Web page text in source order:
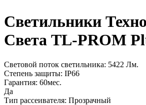
Светильники
Света TL-PROM
Световой поток светильника: 5422 Лм.
Степень защиты: IP66
Гарантия: 60мес.
Да
Тип рассеивателя: Прозрачный